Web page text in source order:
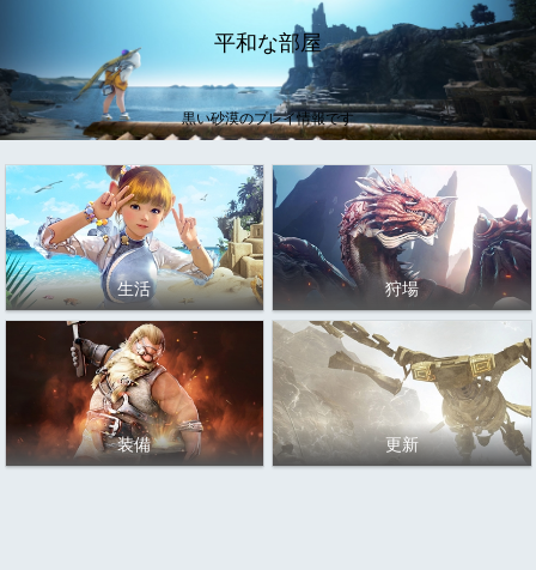
平和な部屋
黒い砂漠のプレイ情報です
生活 狩場
装備 更新